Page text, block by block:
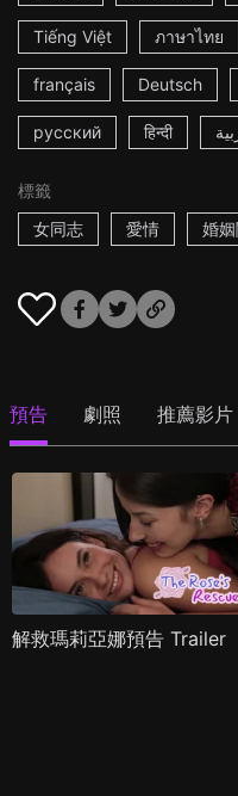
Tiếng Việt ภาษาไทย
français Deutsch
русский हिन्दी
標籤
女同志
愛情 婚
預告 劇照 推薦影片
解救瑪莉亞娜預告 Trailer